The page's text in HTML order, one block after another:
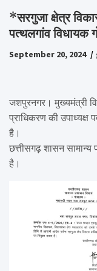
*सरगुजा क्षेत्र
पत्थलगांव विधायक
September 20, 2024
जशपुरनगर। मुख्यमंत्री
प्राधिकरण की उपाध्यक्ष
है।
छत्तीसगढ़ शासन सामान्य
है।